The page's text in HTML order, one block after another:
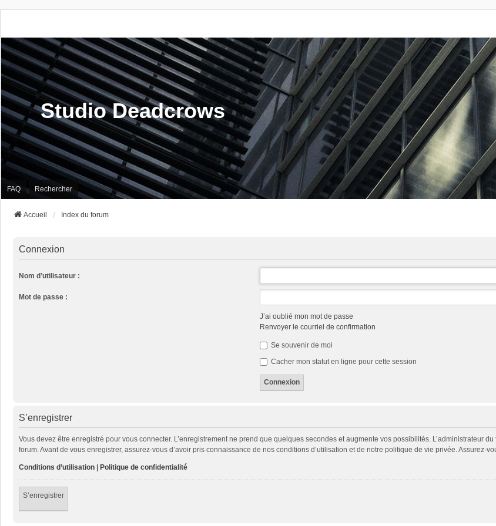
Studio Deadcrows
FAQ Rechercher
Accueil Index du forum
Connexion
Nom d’utilisateur :
Mot de passe :
J’ai oublié mon mot de passe
Renvoyer le courriel de confirmation
Se souvenir de moi
Cacher mon statut en ligne pour cette session
S’enregistrer
Vous devez être enregistré pour vous connecter. L’enregistrement ne prend que quelques secondes et augmente vos possibilités. L’administrateur
forum. Avant de vous enregistrer, assurez-vous d’avoir pris connaissance de nos conditions d’utilisation et de notre politique de vie privée. Assurez-
Conditions d’utilisation | Politique de confidentialité
S’enregistrer